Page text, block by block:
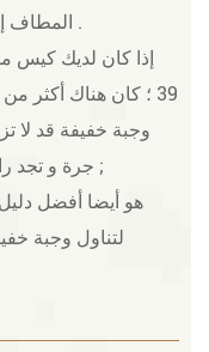
المطاف إلى تدهور أغذية الحيوانات الأليفة .
إذا كان لديك كيس
39 ؛ كان هناك أكثر
وجبة خفيفة قد لا
جرة و تجد رائحة غريبة ، ورميها بعيدا . نبسب ;
هو أيضا أفضل
لتناول وجبة